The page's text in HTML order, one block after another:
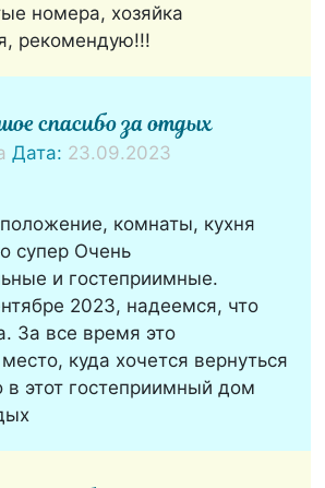
номера, хозяйка
рекомендую!!!
спасибо за отдых
Дата: 23.09.2023
комнаты, кухня
супер Очень
и гостеприимные.
2023, надеемся, что
За все время это
куда хочется вернуться
этот гостеприимный дом